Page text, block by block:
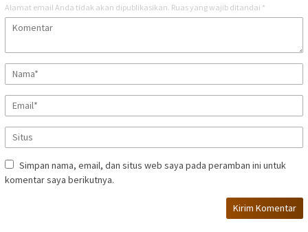
Alamat email Anda tidak akan dipublikasikan. Ruas yang wajib ditandai *
Simpan nama, email, dan situs web saya pada peramban ini untuk
komentar saya berikutnya.